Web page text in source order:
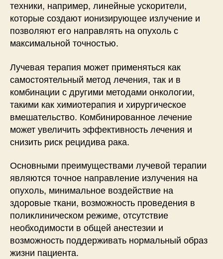
техники, например, линейные ускорители,
которые создают ионизирующее излучение и
позволяют его направлять на опухоль с
максимальной точностью.
Лучевая терапия может применяться как
самостоятельный метод лечения, так и в
комбинации с другими методами онкологии,
такими как химиотерапия и хирургическое
вмешательство. Комбинированное лечение
может увеличить эффективность лечения и
снизить риск рецидива рака.
Основными преимуществами лучевой терапии
являются точное направление излучения на
опухоль, минимальное воздействие на
здоровые ткани, возможность проведения в
поликлиническом режиме, отсутствие
необходимости в общей анестезии и
возможность поддерживать нормальный образ
жизни пациента.